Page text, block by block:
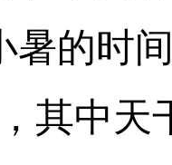
暑的时
其中天